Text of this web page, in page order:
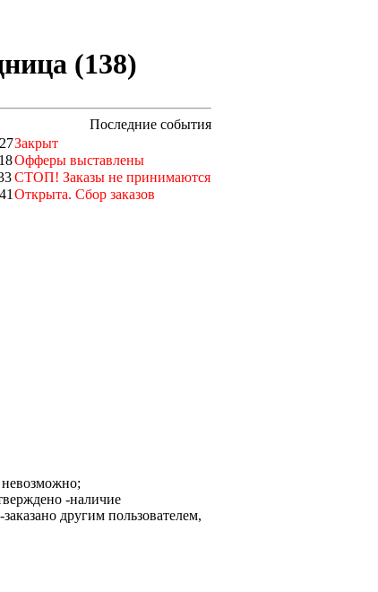
(138)
Последние события
Закрыт
Офферы выставлены
СТОП! Заказы не принимаются
Открыта. Сбор заказов
невозможно;
-наличие
-заказано другим пользователем,